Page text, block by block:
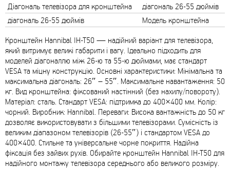
Діагональ телевізора для кронштейна
діагональ 26-55 дюймів
діагональ 26-55 дюймів
Модель кронштейна
Кронштейн Hannibal IH-T50 — надійний варіант для телевізора,
який витримує великі габарити і вагу. Ідеально підходить для
моделей діагоналлю між 26-ю та 55-ю дюймами, має стандарт
VESA та міцну конструкцію. Основні характеристики: Мінімальна та
максимальна діагональ: 26″ – 55″. Максимальне навантаження: 50
кг. Вид кронштейна: фіксований настінний (без нахилу/повороту).
Матеріал: сталь. Стандарт VESA: підтримка до 400×400 мм. Колір:
чорний. Виробник: Hannibal. Переваги: Висока вантажність до 50 кг
дозволяє використовувати з більшими телевізорами. Сумісність із
великим діапазоном телевізорів (26-55″) і стандартом VESA до
400×400. Стильне та універсальне чорне покриття. Надійна
фіксація без зайвих рухів. Обирайте кронштейн Hannibal IH-T50 для
надійного монтажу телевізора середнього або великого розміру.